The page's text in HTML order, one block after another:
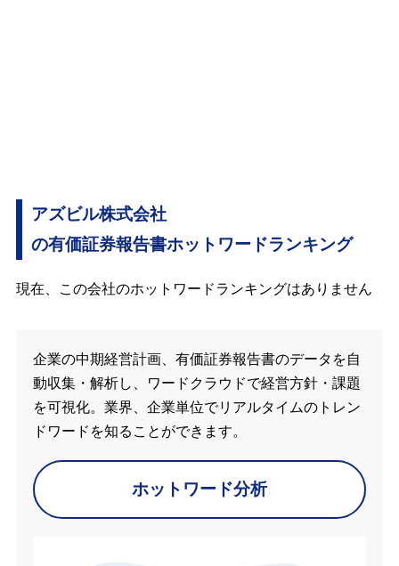
アズビル株式会社
の有価証券報告書ホットワードランキング
現在、この会社のホットワードランキングはありません
企業の中期経営計画、有価証券報告書のデータを自
動収集・解析し、ワードクラウドで経営方針・課題
を可視化。業界、企業単位でリアルタイムのトレン
ドワードを知ることができます。
ホットワード分析